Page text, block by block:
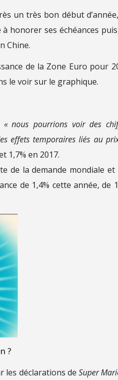
un très bon début
honorer ses échéances
Chine.
de la Zone Euro pour
le voir sur le graphique.
« nous pourrions voir des
effets temporaires liés au
1,7% en 2017.
de la demande mondiale et
de 1,4% cette année, de
?
les déclarations deSuper